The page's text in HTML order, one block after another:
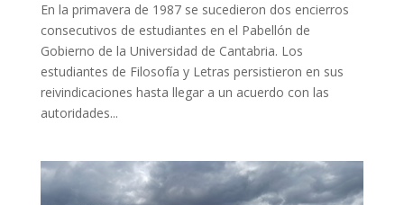
En la primavera de 1987 se sucedieron dos encierros
consecutivos de estudiantes en el Pabellón de
Gobierno de la Universidad de Cantabria. Los
estudiantes de Filosofía y Letras persistieron en sus
reivindicaciones hasta llegar a un acuerdo con las
autoridades...